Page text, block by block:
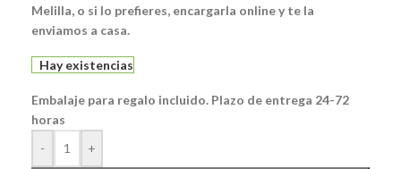
Melilla, o si lo prefieres, encargarla online y te la
enviamos a casa.
Hay existencias
Embalaje para regalo incluido. Plazo de entrega 24-72
horas
-
+